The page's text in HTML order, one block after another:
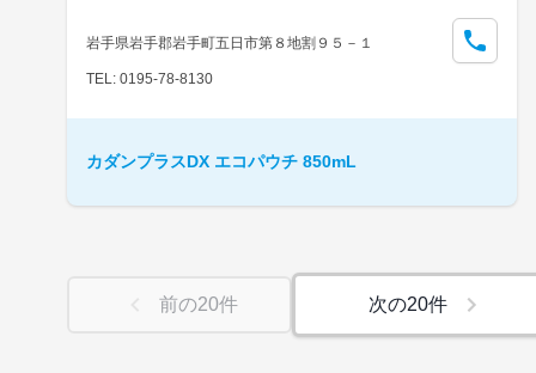
岩手県岩手郡岩手町五日市第８地割９５－１
TEL: 0195-78-8130
カダンプラスDX エコパウチ 850mL
前の20件 次の20件